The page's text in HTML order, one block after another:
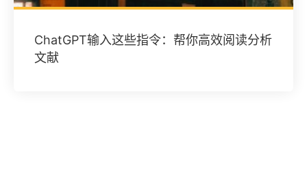
ChatGPT输入这些指令：帮你高效阅读分析
文献